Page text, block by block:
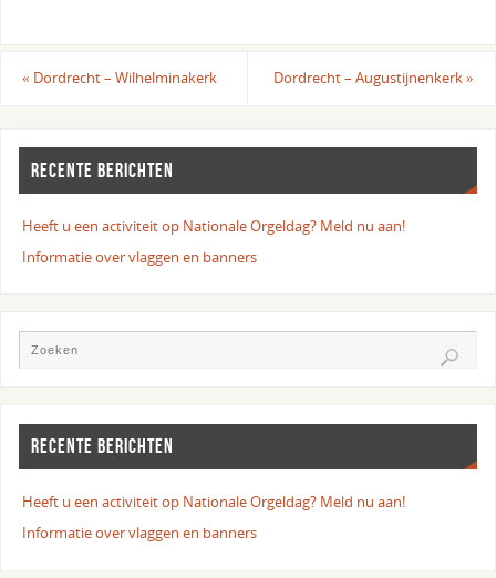
« Dordrecht – Wilhelminakerk Dordrecht – Augustijnenkerk»
RECENTE BERICHTEN
Heeft u een activiteit op Nationale Orgeldag? Meld nu aan!
Informatie over vlaggen en banners
RECENTE BERICHTEN
Heeft u een activiteit op Nationale Orgeldag? Meld nu aan!
Informatie over vlaggen en banners